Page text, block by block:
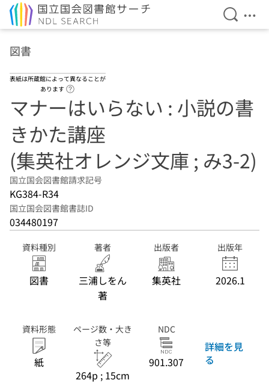
検索を
メ
図書
表紙は所蔵館によって異なることが
あります
マナーはいらない : 小説の書
きかた講座
(集英社オレンジ文庫 ; み3-2)
国立国会図書館請求記号
KG384-R34
国立国会図書館書誌ID
034480197
資料種別
図書
著者
三浦しをん
著
出版者
集英社
出版年
2026.1
資料形態
紙
ページ数・大き
さ等
264p ; 15cm
NDC
901.307
詳細を見
る